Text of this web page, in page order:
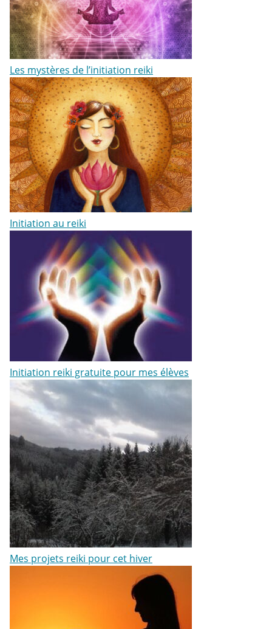
Les mystères de l’initiation reiki
Initiation au reiki
Initiation reiki gratuite pour mes élèves
Mes projets reiki pour cet hiver